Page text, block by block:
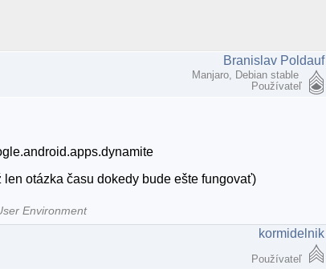
Branislav Poldauf
Manjaro, Debian stable
Používateľ
otázka času dokedy bude ešte fungovať)
Environment
kormidelnik
Používateľ